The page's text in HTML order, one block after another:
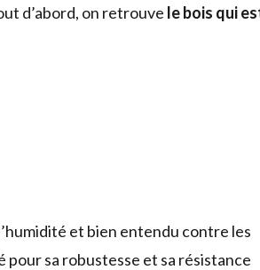
d’abord, on retrouve le bois qui
et bien entendu contre les
sa robustesse et sa résistance